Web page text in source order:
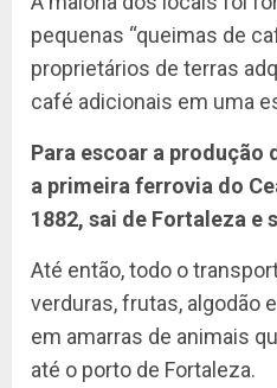
pequenas “queimas de
proprietários de terras
café adicionais em uma
Para escoar a
a primeira ferrovia do
1882, sai de Fortaleza e
Até então, todo o
verduras, frutas, algodão
em amarras de animais
até o porto de Fortaleza.